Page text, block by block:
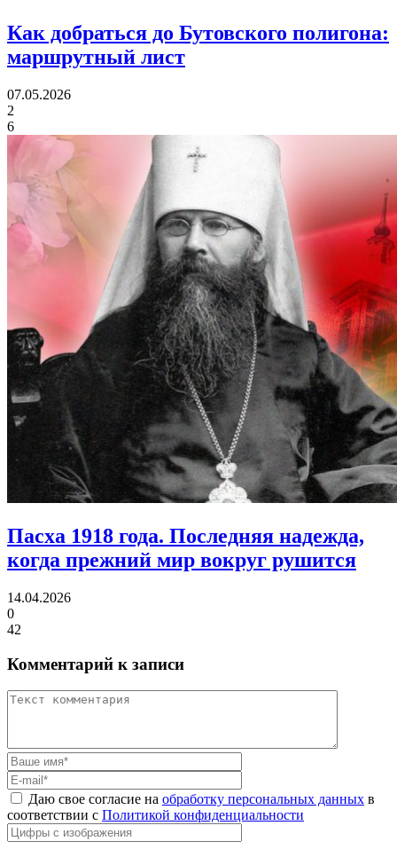
Как добраться до Бутовского полигона:
маршрутный лист
07.05.2026
2
6
Пасха 1918 года. Последняя надежда,
когда прежний мир вокруг рушится
14.04.2026
0
42
Комментарий к записи
Даю свое согласие на обработку персональных данных в
соответствии с Политикой конфиденциальности